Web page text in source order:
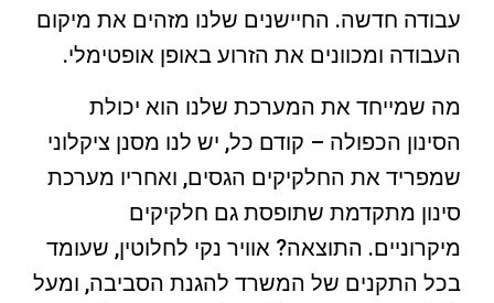
עבודה חדשה. החיישנים שלנו מזהים את מיקום
העבודה ומכוונים את הזרוע באופן אופטימלי.
מה שמייחד את המערכת שלנו הוא יכולת
הסינון הכפולה – קודם כל, יש לנו מסנן ציקלוני
שמפריד את החלקיקים הגסים, ואחריו מערכת
סינון מתקדמת שתופסת גם חלקיקים
מיקרוניים. התוצאה? אוויר נקי לחלוטין, שעומד
בכל התקנים של המשרד להגנת הסביבה, ומעל